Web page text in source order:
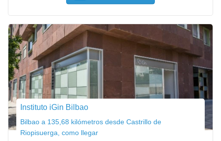
Instituto iGin Bilbao
Bilbao a 135,68 kilómetros desde Castrillo de
Riopisuerga, como llegar